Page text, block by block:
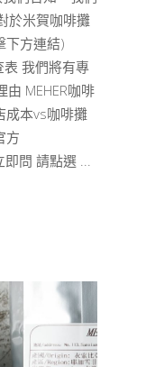
於米賀咖啡攤
下方連結)
表 我們將有專
MEHER咖啡
成本vs咖啡攤
方
即問 請點選